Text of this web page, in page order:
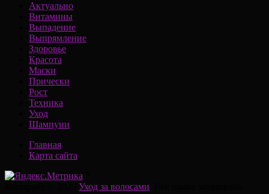
Актуально
Витамины
Выпадение
Выпрямление
Здоровье
Красота
Маски
Прически
Рост
Техника
Уход
Шампуни
Главная
Карта сайта
Уход за волосами